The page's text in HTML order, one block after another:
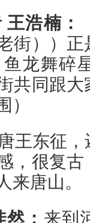
浩楠：
街））
龙舞碎
共同跟
）
王东征
，很复
来唐山。
： 来到